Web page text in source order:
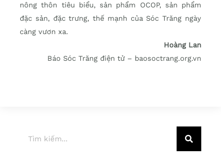
nông thôn tiêu biểu, sản phẩm OCOP, sản phẩm
đặc sản, đặc trưng, thế mạnh của Sóc Trăng ngày
càng vươn xa.
Hoàng Lan
Báo Sóc Trăng điện tử – baosoctrang.org.vn